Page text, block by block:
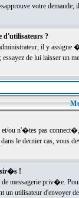
votre demande;
d'utilisateurs ?
il y
de lui laisser un
ou n'�tes pas
le dernier cas, vous
!
messagerie priv�e.
utilisateur d'envoyer